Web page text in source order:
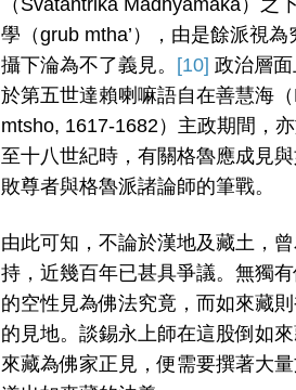
（Svātantrika Madhyamaka）之
學（grub mtha’），由是餘派視
攝下淪為不了義見。 [10] 政治層
於第五世達賴喇嘛語自在善慧海
mtsho, 1617-1682）主政期間，
至十八世紀時，有關格魯應成見
敗尊者與格魯派諸論師的筆戰。
由此可知，不論於漢地及藏土，
持，近幾百年已甚具爭議。無獨
的空性見為佛法究竟，而如來藏
的見地。談錫永上師在這股倒如
來藏為佛家正見，便需要撰著大